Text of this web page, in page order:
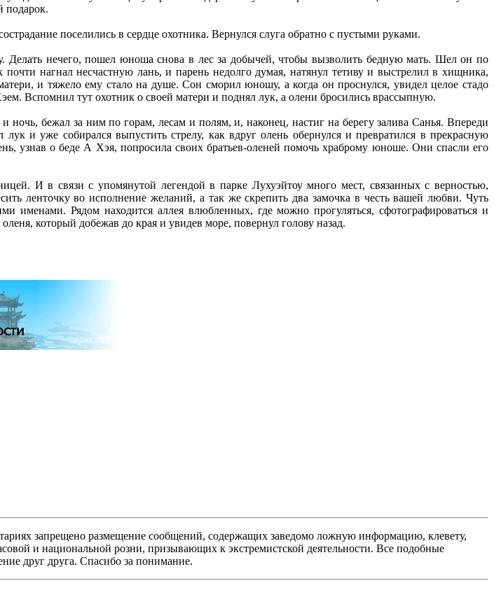
подарок.
поселились в сердце охотника. Вернулся слуга обратно с пустыми руками.
Делать нечего, пошел юноша снова в лес за добычей, чтобы вызволить бедную мать. Шел он по
нагнал несчастную лань, и парень недолго думая, натянул тетиву и выстрелил в хищника,
и тяжело ему стало на душе. Сон сморил юношу, а когда он проснулся, увидел целое стадо
Вспомнил тут охотник о своей матери и поднял лук, а олени бросились врассыпную.
бежал за ним по горам, лесам и полям, и, наконец, настиг на берегу залива Санья. Впереди
и уже собирался выпустить стрелу, как вдруг олень обернулся и превратился в прекрасную
узнав о беде А Хэя, попросила своих братьев-оленей помочь храброму юноше. Они спасли его
И в связи с упомянутой легендой в парке Лухуэйтоу много мест, связанных с верностью,
ленточку во исполнение желаний, а так же скрепить два замочка в честь вашей любви. Чуть
Рядом находится аллея влюбленных, где можно прогуляться, сфотографироваться и
который добежав до края и увидев море, повернул голову назад.
запрещено размещение сообщений, содержащих заведомо ложную информацию, клевету,
и национальной розни, призывающих к экстремистской деятельности. Все подобные
друг друга. Спасибо за понимание.